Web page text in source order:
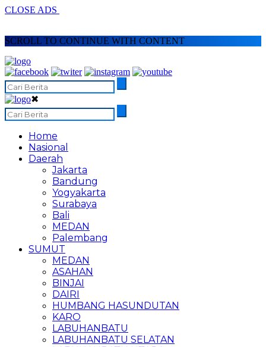
CLOSE ADS
SCROLL TO CONTINUE WITH CONTENT
✖
Home
Nasional
Daerah
Jakarta
Bandung
Yogyakarta
Surabaya
Bali
MEDAN
Palembang
SUMUT
MEDAN
ASAHAN
BINJAI
DAIRI
HUMBANG HASUNDUTAN
KARO
LABUHANBATU
LABUHANBATU SELATAN